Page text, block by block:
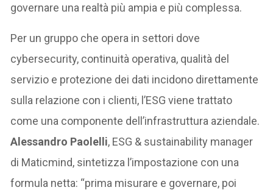
governare una realtà più ampia e più complessa.
Per un gruppo che opera in settori dove
cybersecurity, continuità operativa, qualità del
servizio e protezione dei dati incidono direttamente
sulla relazione con i clienti, l’ESG viene trattato
come una componente dell’infrastruttura aziendale.
Alessandro Paolelli, ESG & sustainability manager
di Maticmind, sintetizza l’impostazione con una
formula netta: “prima misurare e governare, poi